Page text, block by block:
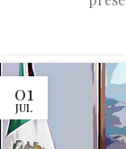
01
JUL